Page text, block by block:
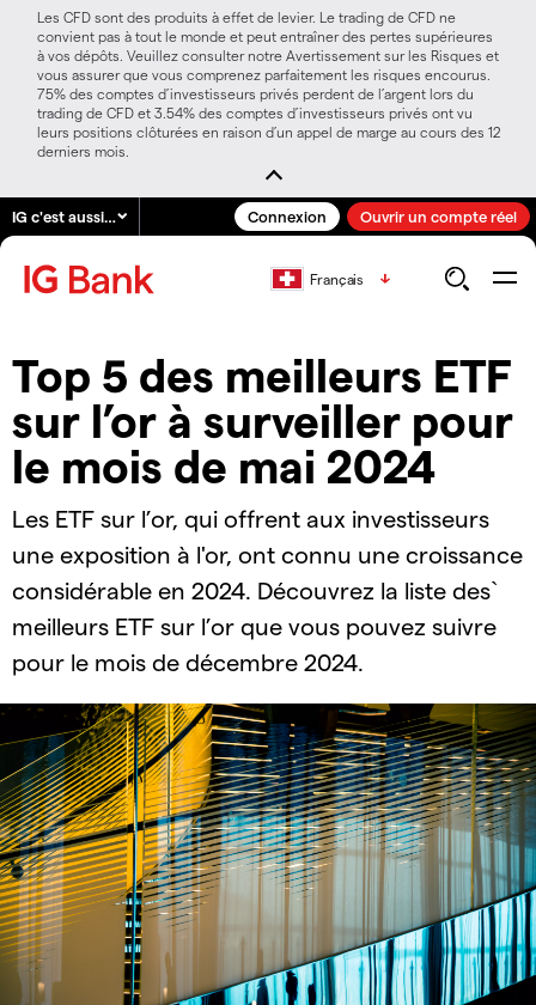
Les CFD sont des produits à effet de levier. Le trading de CFD ne
convient pas à tout le monde et peut entraîner des pertes supérieures
à vos dépôts. Veuillez consulter notre Avertissement sur les Risques et
vous assurer que vous comprenez parfaitement les risques encourus.
75% des comptes d’investisseurs privés perdent de l’argent lors du
trading de CFD et 3.54% des comptes d’investisseurs privés ont vu
leurs positions clôturées en raison d’un appel de marge au cours des 12
derniers mois.
IG c'est aussi… Connexion Ouvrir un compte réel
Français
Top 5 des meilleurs ETF
sur l’or à surveiller pour
le mois de mai 2024
Les ETF sur l’or, qui offrent aux investisseurs
une exposition à l'or, ont connu une croissance
considérable en 2024. Découvrez la liste des`
meilleurs ETF sur l’or que vous pouvez suivre
pour le mois de décembre 2024.